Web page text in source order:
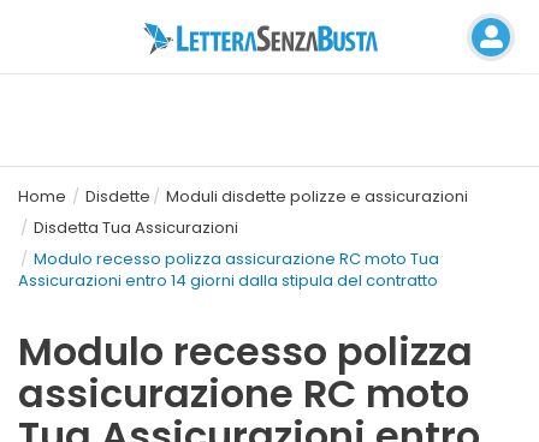
Home Disdette
Moduli disdette polizze e assicurazioni
Disdetta Tua Assicurazioni
Modulo recesso polizza assicurazione RC moto Tua
Assicurazioni entro 14 giorni dalla stipula del contratto
Modulo recesso polizza
assicurazione RC moto